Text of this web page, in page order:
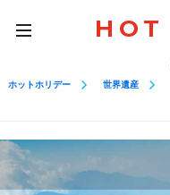
toggle
navigation
HOT
ホットホリデー 世界遺産